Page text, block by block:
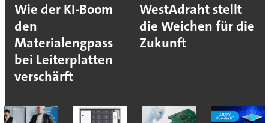
Wie der KI-Boom
den
Materialengpass
bei Leiterplatten
verschärft
WestAdraht stellt
die Weichen für die
Zukunft